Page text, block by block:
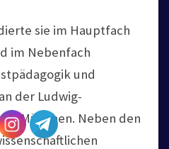
sie im Hauptfach
im Nebenfach
und
der Ludwig-
in München. Neben den